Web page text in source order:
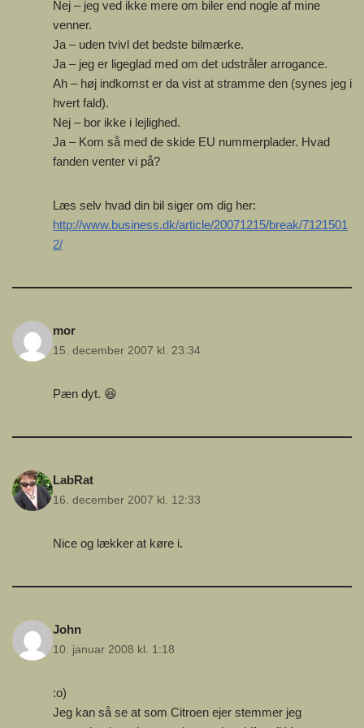
Nej – jeg ved ikke mere om biler end nogle af mine
venner.
Ja – uden tvivl det bedste bilmærke.
Ja – jeg er ligeglad med om det udstråler arrogance.
Ah – høj indkomst er da vist at stramme den (synes jeg i
hvert fald).
Nej – bor ikke i lejlighed.
Ja – Kom så med de skide EU nummerplader. Hvad
fanden venter vi på?
Læs selv hvad din bil siger om dig her:
http://www.business.dk/article/20071215/break/7121501
2/
mor
15. december 2007 kl. 23:34
Pæn dyt. 😆
LabRat
16. december 2007 kl. 12:33
Nice og lækker at køre i.
John
10. januar 2008 kl. 1:18
:o)
Jeg kan så se at som Citroen ejer stemmer jeg